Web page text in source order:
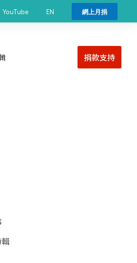
YouTube EN 網上月捐
捐款支持